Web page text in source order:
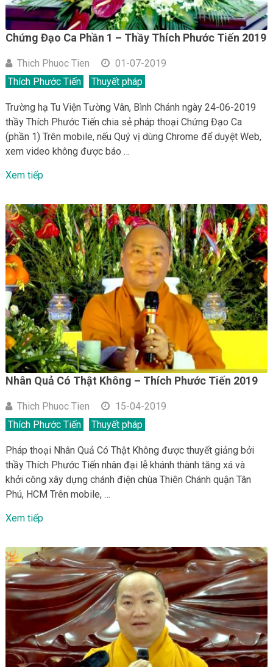
Chứng Đạo Ca Phần 1 – Thầy Thích Phước Tiến 2019
Thich Phuoc Tien
01-07-2019
Thích Phước Tiến
Thuyết pháp
Trường hạ Tu Viện Tường Vân, Bình Chánh ngày 24-06-2019
thầy Thích Phước Tiến chia sẻ pháp thoại Chứng Đạo Ca
(phần 1) Trên mobile, nếu Quý vị dùng Chrome để duyệt Web,
xem video không được báo …
Xem tiếp
Nhân Quả Có Thật Không – Thích Phước Tiến 2019
Thich Phuoc Tien
15-04-2019
Thích Phước Tiến
Thuyết pháp
Pháp thoại Nhân Quả Có Thật Không được thuyết giảng bởi
thầy Thích Phước Tiến nhân đại lễ khánh thành tăng xá và
khởi công xây dựng chánh điện chùa Thiên Chánh quận Tân
Phú, HCM Trên mobile, …
Xem tiếp